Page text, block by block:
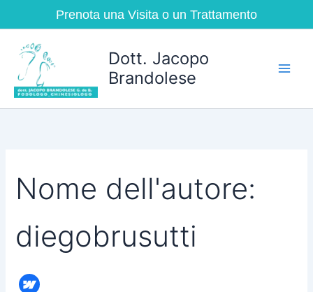
contenuto
Prenota una Visita o un Trattamento
Dott. Jacopo
Brandolese
Nome dell'autore:
diegobrusutti